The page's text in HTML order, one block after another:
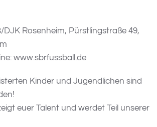
DJK Rosenheim, Pürstlingstraße 49,
www.sbrfussball.de
Kinder und Jugendlichen sind
euer Talent und werdet Teil unserer